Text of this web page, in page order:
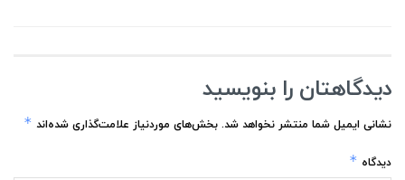
دیدگاهتان را بنویسید
نشانی ایمیل شما منتشر نخواهد شد. بخش‌های موردنیاز علامت‌گذاری شده‌اند *
دیدگاه *